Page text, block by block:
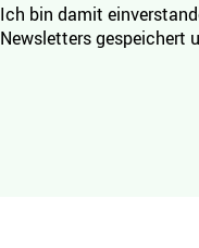
Ich bin damit
Newsletters gespeichert